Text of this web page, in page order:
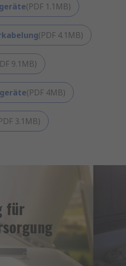
(PDF 1.1MB)
(PDF 4.1MB)
9.1MB)
(PDF 4MB)
3.1MB)
für